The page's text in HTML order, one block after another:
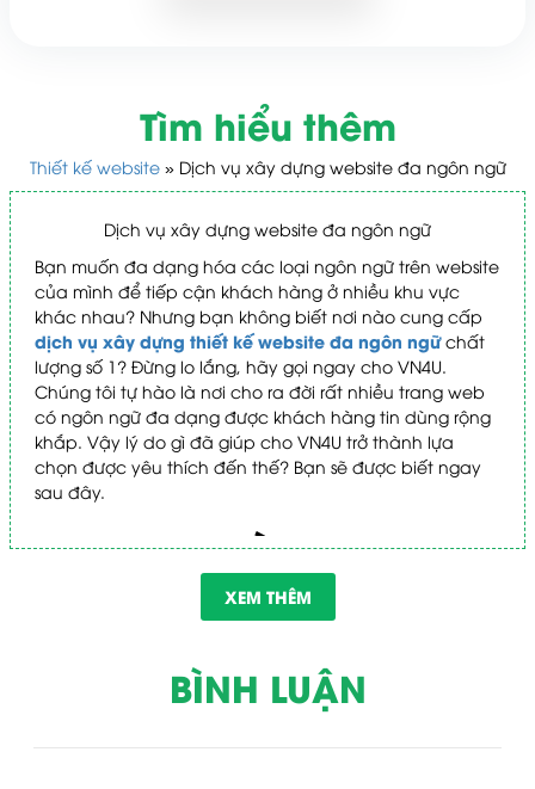
Tìm hiểu thêm
Thiết kế website» Dịch vụ xây dựng website đa ngôn ngữ
Dịch vụ xây dựng website đa ngôn ngữ
Bạn muốn đa dạng hóa các loại ngôn ngữ trên website
của mình để tiếp cận khách hàng ở nhiều khu vực
khác nhau? Nhưng bạn không biết nơi nào cung cấp
dịch vụ xây dựng thiết kế website đa ngôn ngữchất
lượng số 1? Đừng lo lắng, hãy gọi ngay cho VN4U.
Chúng tôi tự hào là nơi cho ra đời rất nhiều trang web
có ngôn ngữ đa dạng được khách hàng tin dùng rộng
khắp. Vậy lý do gì đã giúp cho VN4U trở thành lựa
chọn được yêu thích đến thế? Bạn sẽ được biết ngay
sau đây.
Giới thiệu về Website đa
Thời gian gần đây, dịch vụ thiết kế website đa ngôn
XEM THÊM
BÌNH LUẬN